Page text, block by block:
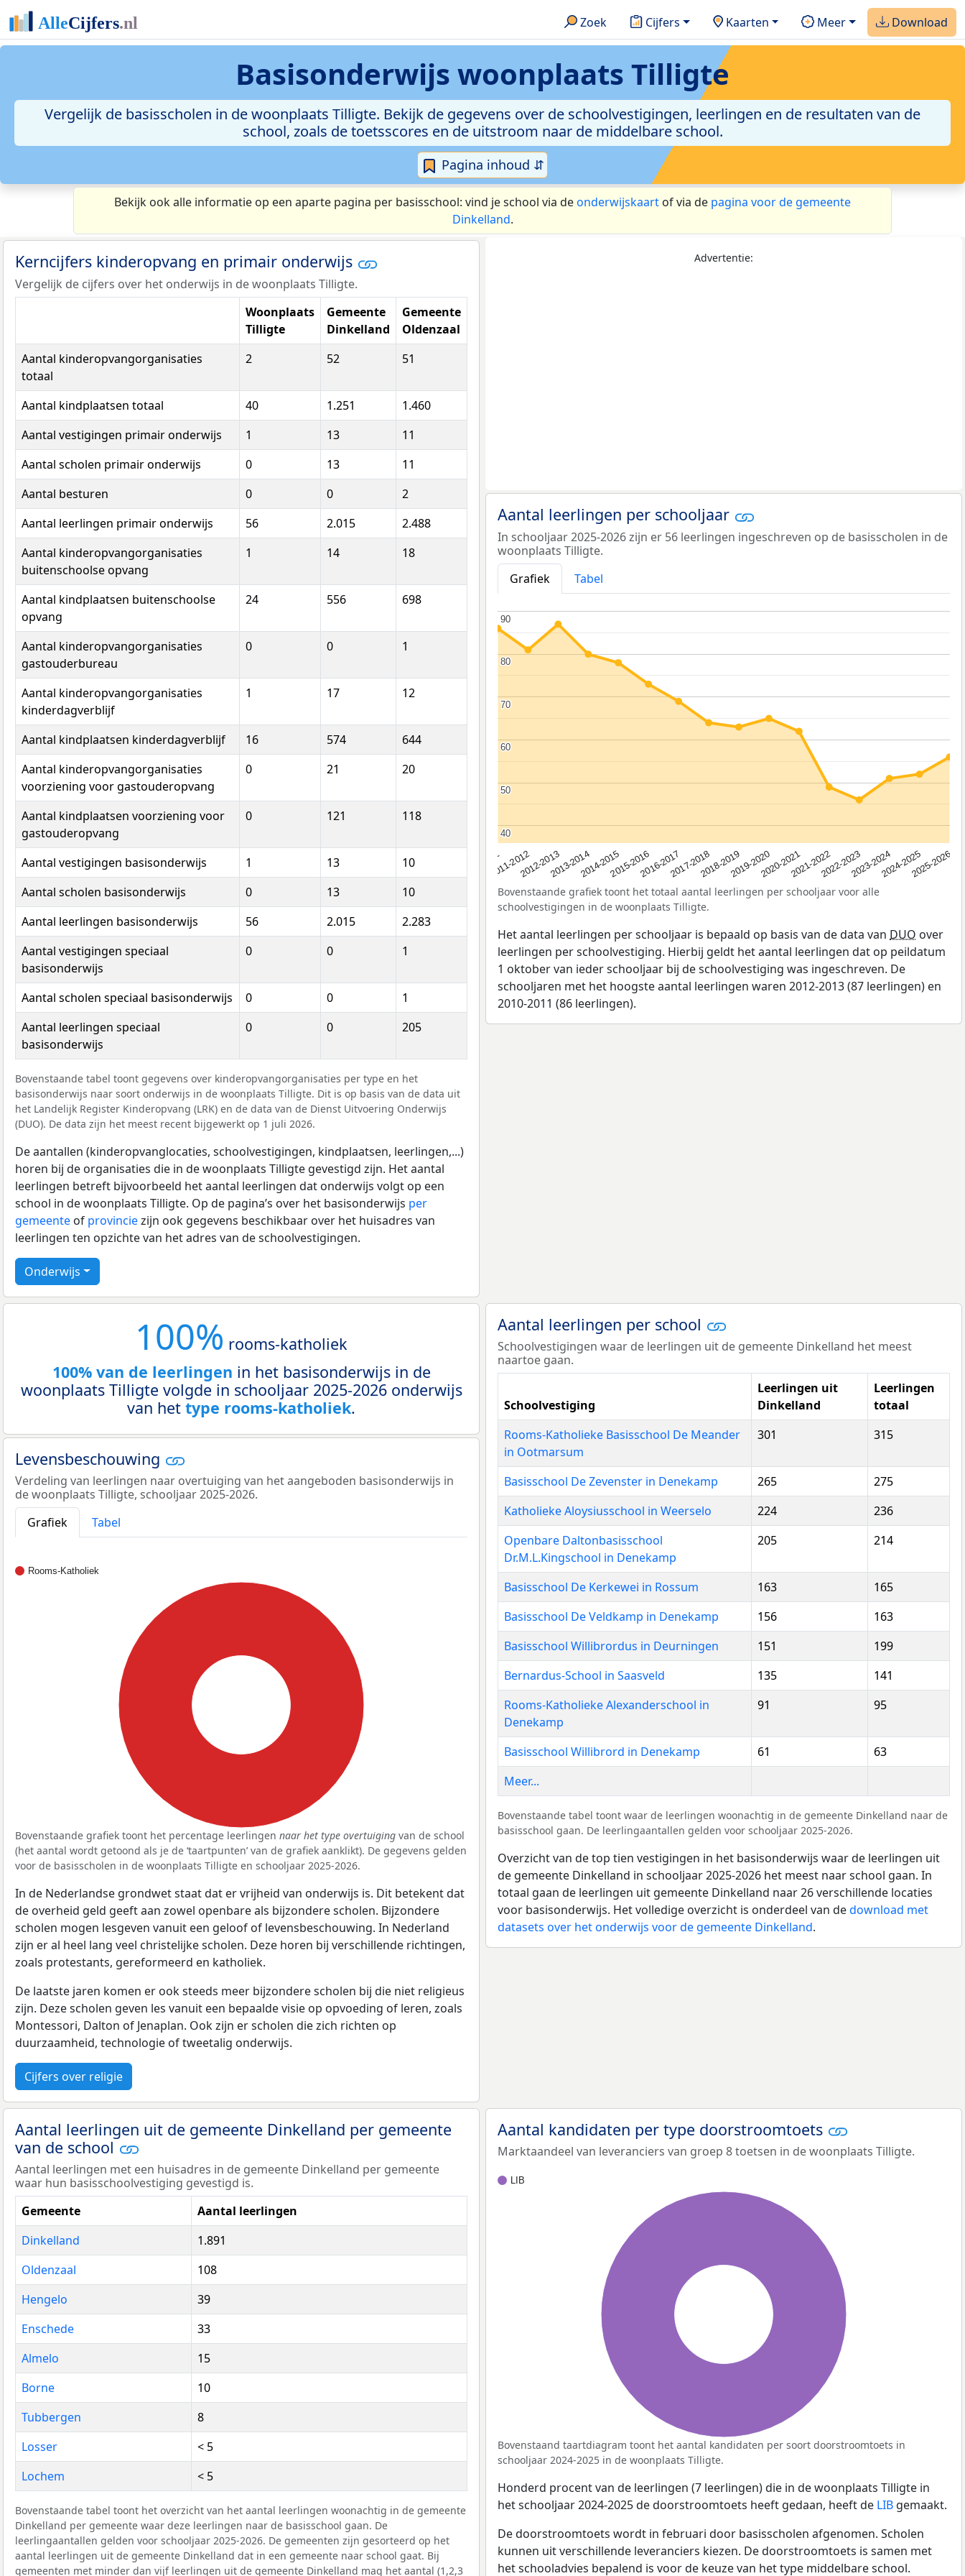
Zoek Cijfers Kaarten Meer Download
Basisonderwijs woonplaats Tilligte
Vergelijk de basisscholen in de woonplaats Tilligte. Bekijk de gegevens over de schoolvestigingen, leerlingen en de resultaten van de
school, zoals de toetsscores en de uitstroom naar de middelbare school.
Pagina inhoud ⇵
Bekijk ook alle informatie op een aparte pagina per basisschool: vind je school via deonderwijskaart of via de pagina voor de gemeente
Dinkelland.
Kerncijfers kinderopvang en primair onderwijs
Vergelijk de cijfers over het onderwijs in de woonplaats Tilligte.
Woonplaats
Tilligte
Gemeente
Dinkelland
Gemeente
Oldenzaal
Aantal kinderopvangorganisaties
totaal
2 52 51
Aantal kindplaatsen totaal 40 1.251
1.460
Aantal vestigingen primair onderwijs
1 13
11
Aantal scholen primair onderwijs
0 13
11
Aantal besturen
0 0
2
Aantal leerlingen primair onderwijs
56 2.015
2.488
Aantal kinderopvangorganisaties
buitenschoolse opvang
1 14 18
Aantal kindplaatsen buitenschoolse
opvang
24 556 698
Aantal kinderopvangorganisaties
gastouderbureau
0 0 1
Aantal kinderopvangorganisaties
kinderdagverblijf
1 17 12
Aantal kindplaatsen kinderdagverblijf 16 574
644
Aantal kinderopvangorganisaties
voorziening voor gastouderopvang
0 21 20
Aantal kindplaatsen voorziening voor
gastouderopvang
0 121 118
Aantal vestigingen basisonderwijs 1 13
10
Aantal scholen basisonderwijs
0 13
10
Aantal leerlingen basisonderwijs
56 2.015
2.283
Aantal vestigingen speciaal
basisonderwijs
0 0 1
Aantal scholen speciaal basisonderwijs 0 0
1
Aantal leerlingen speciaal
basisonderwijs
0 0 205
Bovenstaande tabel toont gegevens over kinderopvangorganisaties per type en het
basisonderwijs naar soort onderwijs in de woonplaats Tilligte. Dit is op basis van de data uit
het Landelijk Register Kinderopvang (LRK) en de data van de Dienst Uitvoering Onderwijs
(DUO). De data zijn het meest recent bijgewerkt op 1 juli 2026.
De aantallen (kinderopvanglocaties, schoolvestigingen, kindplaatsen, leerlingen,...)
horen bij de organisaties die in de woonplaats Tilligte gevestigd zijn. Het aantal
leerlingen betreft bijvoorbeeld het aantal leerlingen dat onderwijs volgt op een
school in de woonplaats Tilligte. Op de pagina’s over het basisonderwijs per
gemeente of provinciezijn ook gegevens beschikbaar over het huisadres van
leerlingen ten opzichte van het adres van de schoolvestigingen.
Onderwijs
Advertentie:
Aantal leerlingen per schooljaar
In schooljaar 2025-2026 zijn er 56 leerlingen ingeschreven op de basisscholen in de
woonplaats Tilligte.
Grafiek
Tabel
2010-20112011-20122012-20132013-20142014-20152015-20162016-20172017-20182018-20192019-20202020-20212021-20222022-20232023-20242024-20252025-2026
40
40
50
50
60
60
70
70
80
80
90
90
Bovenstaande grafiek toont het totaal aantal leerlingen per schooljaar voor alle
schoolvestigingen in de woonplaats Tilligte.
Het aantal leerlingen per schooljaar is bepaald op basis van de data van DUO over
leerlingen per schoolvestiging. Hierbij geldt het aantal leerlingen dat op peildatum
1 oktober van ieder schooljaar bij de schoolvestiging was ingeschreven. De
schooljaren met het hoogste aantal leerlingen waren 2012-2013 (87 leerlingen) en
2010-2011 (86 leerlingen).
100% rooms-katholiek
100% van de leerlingen in het basisonderwijs in de
woonplaats Tilligte volgde in schooljaar 2025-2026 onderwijs
van het type rooms-katholiek.
Levensbeschouwing
Verdeling van leerlingen naar overtuiging van het aangeboden basisonderwijs in
de woonplaats Tilligte, schooljaar 2025-2026.
Grafiek
Tabel
Rooms-Katholiek
Bovenstaande grafiek toont het percentage leerlingen naar het type overtuiging van de school
(het aantal wordt getoond als je de ‘taartpunten’ van de grafiek aanklikt). De gegevens gelden
voor de basisscholen in de woonplaats Tilligte en schooljaar 2025-2026.
In de Nederlandse grondwet staat dat er vrijheid van onderwijs is. Dit betekent dat
de overheid geld geeft aan zowel openbare als bijzondere scholen. Bijzondere
scholen mogen lesgeven vanuit een geloof of levensbeschouwing. In Nederland
zijn er al heel lang veel christelijke scholen. Deze horen bij verschillende richtingen,
zoals protestants, gereformeerd en katholiek.
De laatste jaren komen er ook steeds meer bijzondere scholen bij die niet religieus
zijn. Deze scholen geven les vanuit een bepaalde visie op opvoeding of leren, zoals
Montessori, Dalton of Jenaplan. Ook zijn er scholen die zich richten op
duurzaamheid, technologie of tweetalig onderwijs.
Cijfers over religie
Aantal leerlingen per school
Schoolvestigingen waar de leerlingen uit de gemeente Dinkelland het meest
naartoe gaan.
Schoolvestiging
Leerlingen uit
Dinkelland
Leerlingen
totaal
Rooms-Katholieke Basisschool De Meander
in Ootmarsum
301 315
Basisschool De Zevenster in Denekamp 265
275
Katholieke Aloysiusschool in Weerselo
224
236
Openbare Daltonbasisschool
Dr.M.L.Kingschool in Denekamp
205 214
Basisschool De Kerkewei in Rossum 163
165
Basisschool De Veldkamp in Denekamp
156
163
Basisschool Willibrordus in Deurningen
151
199
Bernardus-School in Saasveld
135
141
Rooms-Katholieke Alexanderschool in
Denekamp
91 95
Basisschool Willibrord in Denekamp 61
63
Meer...
Bovenstaande tabel toont waar de leerlingen woonachtig in de gemeente Dinkelland naar de
basisschool gaan. De leerlingaantallen gelden voor schooljaar 2025-2026.
Overzicht van de top tien vestigingen in het basisonderwijs waar de leerlingen uit
de gemeente Dinkelland in schooljaar 2025-2026 het meest naar school gaan. In
totaal gaan de leerlingen uit gemeente Dinkelland naar 26 verschillende locaties
voor basisonderwijs. Het volledige overzicht is onderdeel van dedownload met
datasets over het onderwijs voor de gemeente Dinkelland.
Aantal leerlingen uit de gemeente Dinkelland per gemeente
van de school
Aantal leerlingen met een huisadres in de gemeente Dinkelland per gemeente
waar hun basisschoolvestiging gevestigd is.
Gemeente
Aantal leerlingen
Dinkelland
1.891
Oldenzaal
108
Hengelo
39
Enschede
33
Almelo
15
Borne
10
Tubbergen
8
Losser
< 5
Lochem
< 5
Bovenstaande tabel toont het overzicht van het aantal leerlingen woonachtig in de gemeente
Dinkelland per gemeente waar deze leerlingen naar de basisschool gaan. De
leerlingaantallen gelden voor schooljaar 2025-2026. De gemeenten zijn gesorteerd op het
aantal leerlingen uit de gemeente Dinkelland dat in een gemeente naar school gaat. Bij
gemeenten met minder dan vijf leerlingen uit de gemeente Dinkelland mag het aantal (1,2,3
Aantal kandidaten per type doorstroomtoets
Marktaandeel van leveranciers van groep 8 toetsen in de woonplaats Tilligte.
LIB
Bovenstaand taartdiagram toont het aantal kandidaten per soort doorstroomtoets in
schooljaar 2024-2025 in de woonplaats Tilligte.
Honderd procent van de leerlingen (7 leerlingen) die in de woonplaats Tilligte in
het schooljaar 2024-2025 de doorstroomtoets heeft gedaan, heeft de LIB gemaakt.
De doorstroomtoets wordt in februari door basisscholen afgenomen. Scholen
kunnen uit verschillende leveranciers kiezen. De doorstroomtoets is samen met
het schooladvies bepalend is voor de keuze van het type middelbare school.